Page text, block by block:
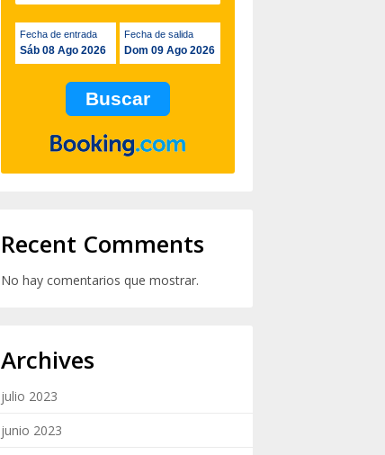
Fecha de entrada
Sáb 08 Ago 2026
Fecha de salida
Dom 09 Ago 2026
Recent Comments
No hay comentarios que mostrar.
Archives
julio 2023
junio 2023